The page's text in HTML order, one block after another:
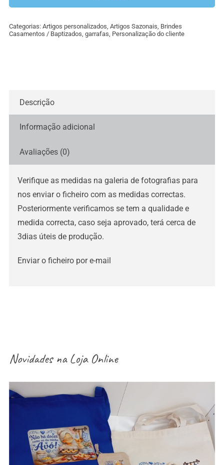
cliente
Categorias: Artigos personalizados, Artigos Sazonais, Brindes
Casamentos / Baptizados, garrafas, Personalização do cliente
Descrição
Informação adicional
Avaliações (0)
Verifique as medidas na galeria de fotografias para
nos enviar o ficheiro com as medidas correctas.
Posteriormente verificamos se tem a qualidade e
medida correcta, caso seja aprovado, terá cerca de
3dias úteis de produção.
Enviar o ficheiro por e-mail
Novidades naLoja Online